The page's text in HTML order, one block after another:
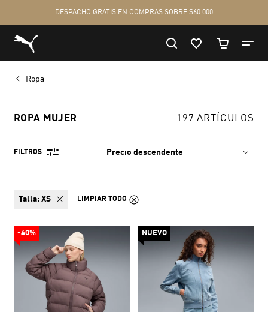
Ropa
ROPA MUJER 197 ARTÍCULOS
FILTROS
talla: XS LIMPIAR TODO
-40% NUEVO